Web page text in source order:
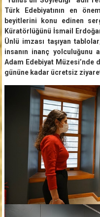
Türk Edebiyatının en
beyitlerini konu edinen
Küratörlüğünü İsmail
Ünlü imzası taşıyan
insanın inanç yolculuğunu
Adam Edebiyat Müzesi’nde
gününe kadar ücretsiz